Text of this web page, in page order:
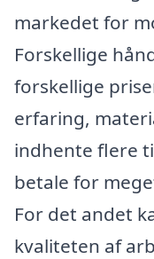
markedet for
Forskellige
forskellige
erfaring,
indhente flere
betale for
For det andet
kvaliteten af